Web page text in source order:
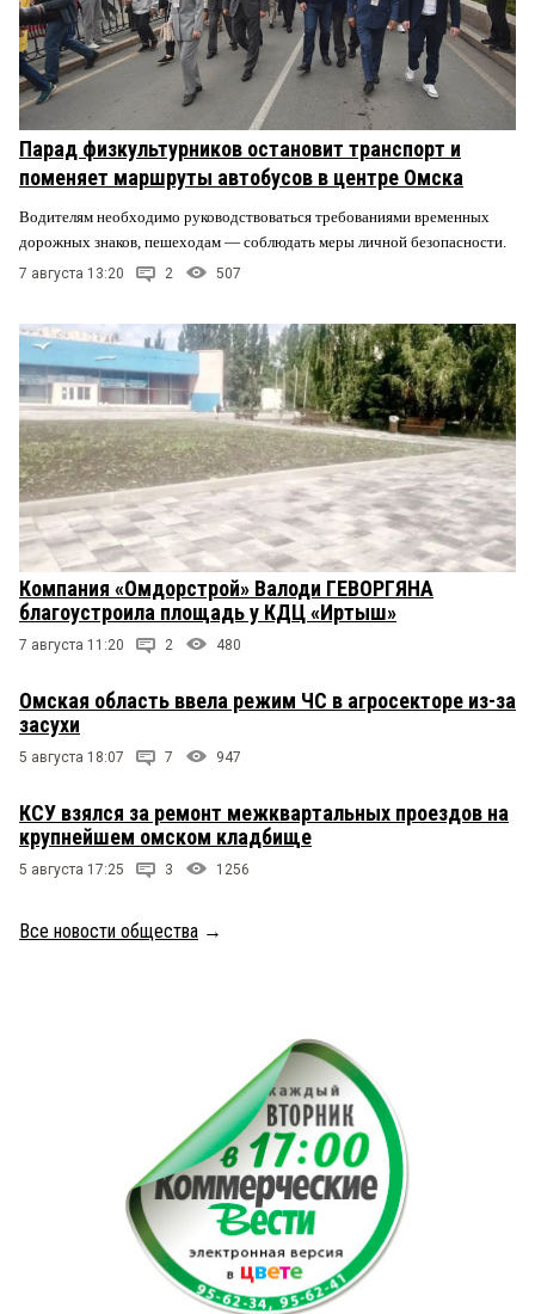
Парад физкультурников остановит транспорт и
поменяет маршруты автобусов в центре Омска
Водителям необходимо руководствоваться требованиями временных
дорожных знаков, пешеходам — соблюдать меры личной безопасности.
7 августа 13:20 2 507
Компания «Омдорстрой» Валоди ГЕВОРГЯНА
благоустроила площадь у КДЦ «Иртыш»
7 августа 11:20 2 480
Омская область ввела режим ЧС в агросекторе из-за
засухи
5 августа 18:07 7 947
КСУ взялся за ремонт межквартальных проездов на
крупнейшем омском кладбище
5 августа 17:25 3 1256
Все новости общества →